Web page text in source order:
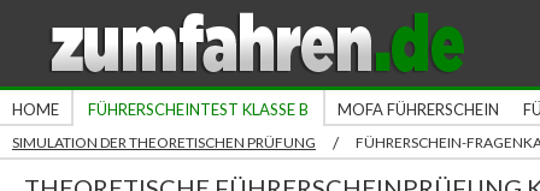
HOME FÜHRERSCHEINTEST KLASSE B MOFA FÜHRERSCHEIN
SIMULATION DER THEORETISCHEN PRÜFUNG / FÜHRERSCHEIN-